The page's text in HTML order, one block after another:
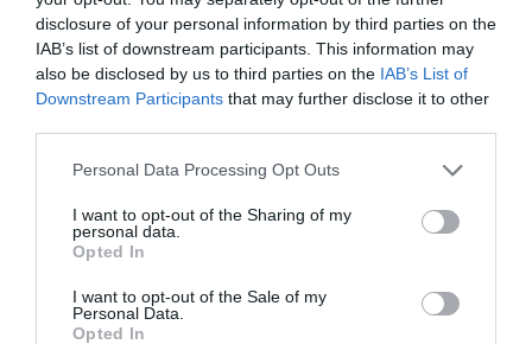
disclosure of your personal information by third parties on the
IAB’s list of downstream participants. This information may
also be disclosed by us to third parties on the IAB’s List of
Downstream Participants that may further disclose it to other
Please note that this website/app uses one or more Google
not limited to your visit or usage behaviour. You may click to
grant or deny consent to Google and its third-party tags to
use your data for below specified purposes in below Google
consent section.
Personal Data Processing Opt Outs
I want to opt-out of the Sharing of my
personal data.
Opted In
I want to opt-out of the Sale of my
Personal Data.
Opted In
20.06.2026 ΤΟΞΟΒΟΛΙΑ